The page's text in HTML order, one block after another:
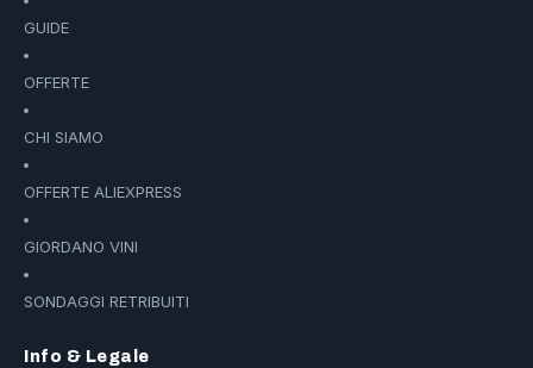
GUIDE
OFFERTE
CHI SIAMO
OFFERTE ALIEXPRESS
GIORDANO VINI
SONDAGGI RETRIBUITI
Info & Legale